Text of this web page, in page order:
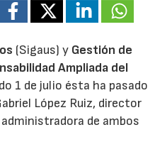
(Sigaus) y Gestión de
Ampliada del
1 de julio ésta ha pasado
López Ruiz, director
de ambos